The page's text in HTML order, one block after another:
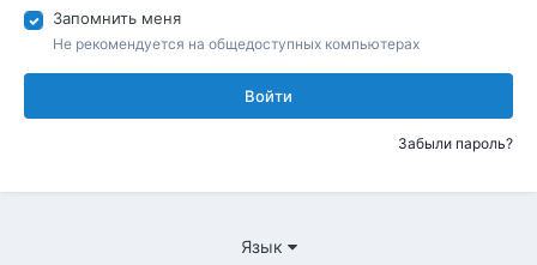
Запомнить меня
Не рекомендуется на общедоступных компьютерах
Войти
Забыли пароль?
Язык